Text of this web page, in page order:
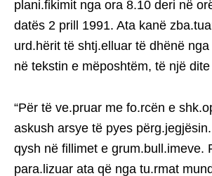
plani.fikimit nga ora 8.10 deri në
datës 2 prill 1991. Ata kanë
urd.hërit të shtj.elluar të dhënë
në tekstin e mëposhtëm, të një
“Për të ve.pruar me fo.rcën e
askush arsye të pyes
qysh në fillimet e grum.bull.imeve.
para.lizuar ata që nga tu.rmat